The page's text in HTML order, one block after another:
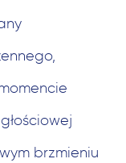
brzmieniu